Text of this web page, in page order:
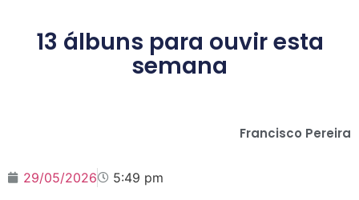
13 álbuns para ouvir esta
semana
Francisco Pereira
29/05/2026 5:49 pm